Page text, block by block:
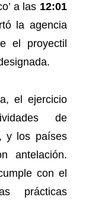
a las 12:01
la agencia
el proyectil
el ejercicio
de
y los países
antelación.
con el
prácticas